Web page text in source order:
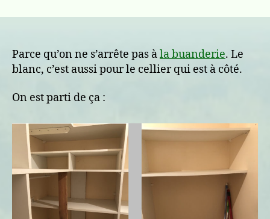
Parce qu’on ne s’arrête pas àla buanderie. Le
blanc, c’est aussi pour le cellier qui est à côté.
On est parti de ça :